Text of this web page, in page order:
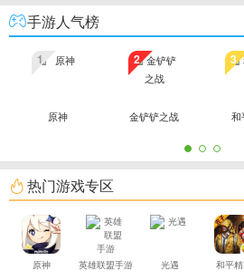
手游人气榜
原神
1
金铲铲之战
2
和
3
热门游戏专区
原神 英雄联盟手游 光遇 和平